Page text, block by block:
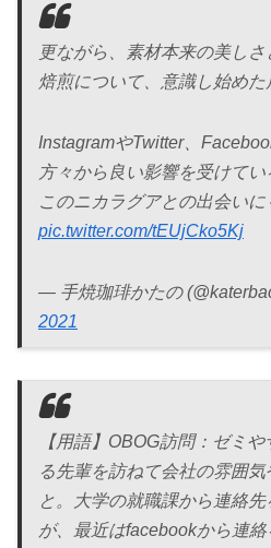
更ながら、素材本来の美し
焙煎について、意識し始めた
InstagramやTwitter、
方々から良い影響を受けてい
このニカラグアとの出会いに
pic.twitter.com/tEUjCko5Kj
— 手焼珈琲かたの
2021
【用語】OBOG訪問：ゼミ
る先輩を訪ねて会社の雰囲
と。大学の就職課から連絡
が、最近はfacebookから連